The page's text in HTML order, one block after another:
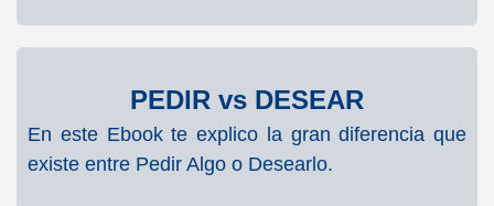
PEDIR vs DESEAR
En este Ebook te explico la gran diferencia que
existe entre Pedir Algo o Desearlo.